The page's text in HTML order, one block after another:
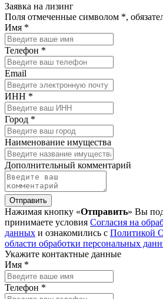
Заявка на лизинг
Поля отмеченные символом *,
Имя *
Телефон *
Email
ИНН *
Город *
Наименование имущества
Дополнительный комментарий
Отправить
Нажимая кнопку «Отправить» Вы
принимаете условия Согласия на
данных и ознакомились с
области обработки персональных
Укажите контактные данные
Имя *
Телефон *